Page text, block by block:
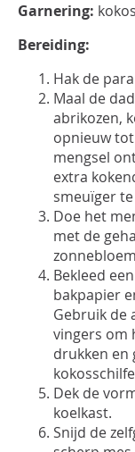
Garnering:
Bereiding:
Hak de
Maal de
abrikozen,
opnieuw
mengsel
extra
smeuïger
Doe het
met de
Bekleed
bakpapier
Gebruik de
vingers om
drukken en
Dek de
koelkast.
Snijd de